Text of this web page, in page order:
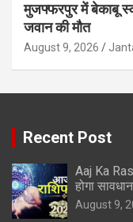
मुजफ्फरपुर में बेकाबू
जवान की मौत
August 9, 2026
Recent Post
Aaj Ka
होगा
August 9,